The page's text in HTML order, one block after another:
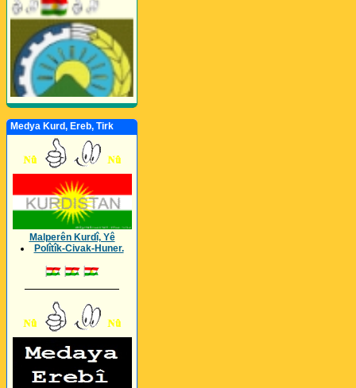
Medya Kurd, Ereb, Tirk
Malperên Kurdî, Yê
Polîtîk-Civak-Huner.